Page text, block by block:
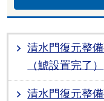
清水門復元整
（鯱設置完了）
清水門復元整